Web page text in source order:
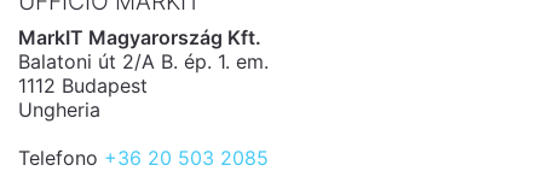
MarkIT Magyarország Kft.
Balatoni út 2/A B. ép. 1. em.
1112 Budapest
Ungheria
Telefono +36 20 503 2085